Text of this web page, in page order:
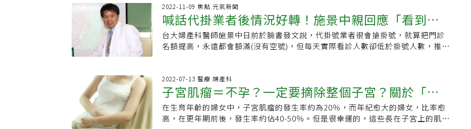
青春期前或癌症狀況不佳需緊急治療，而無法或來不及凍精卵的癌友，可考慮冷
凍卵巢或睪丸組織，待有生育需求時，再回植體內。亞洲太平洋婦產科聯盟已將
女孩及成年女性的卵巢組織冷凍保存列為已確立的生育保險存在策略，但黃馨慧
說，此在國內仍屬自費醫療，期待之後衛福部能挹注經費，減輕癌友經濟負擔，
讓癌友有機會生兒育女。2025癌症論壇暨工作坊「精準抗癌 暖心陪伴」論壇時
12:00（8:30開放入場）地點：政大公企中心A2國際會議中心（台北市大安區金
華街187號2樓）工作坊時間：（二擇一，一場一百元）●4月13日(日)14:00-
16:00（13:30開放入場）【癌友吃出好營養】 政大公企中心A939會議教室【癌後
運動處方 有動「5」保庇】 政大公企中心 A937會議教室電話報名：02-8692-
5588轉5616、2622網路報名：https://event-
為自己可以生孩子」她也幽默笑說幸虧丈夫當時告訴她「月經結束意味著她不再
是一個女人」這樣的蠢話，她才可以鐵下心離婚。而佐佐木現在回老家與父母居
住在一起，並繼續與骨質疏鬆症抗戰，除了平日按時服藥、注重飲食之外，每年
也必須接受一次血液檢查和其他檢查。她還會每天帶著她的狗狗走5000步，對於
早進行結婚育兒的規劃。佐佐木透過自身經歷告訴年輕女性，更年期可能帶來身
體症狀之外的生活衝擊，如果生小孩在妳的人生清單裡，最好與伴侶儘早規劃、
達成共識。
生見過、聽過、聞過各種症狀，他們不會在意，也不會隨意評論，呼籲女性有症
狀就要就醫。
都要採買青菜。接生上萬寶寶 見證生育率黃元德的媽媽是護理師，從小就立志從
醫。實習時因當時婦產科生得多，且迎接新生命多為喜事，充滿朝氣祝福，因此
選擇婦產科行醫。1992年到1996年住院醫師時，每月科裡約接生150到200名新
生兒，每天眼睛睜開就是接生，曾經一夜接生10多名新生兒，至今接生的孩子超
急診室服務3年，因有急診和婦產科雙專業，疫情期間時任嘉醫院院長的他，獲派
赴大陸武漢接回台商。台中醫院成立128年，名列台灣百年老店級醫院，屬於都會
型醫院。黃元德說，由於台中外來人口多，醫院應朝全面性、完整性的發展，醫
院強項在老人照護上，未來將注入新血，讓年輕人進入醫療團隊，讓醫院年輕
化，對急重症、核心醫療處理可以做得更好，能夠達到精準的現代治療趨勢。從
《元氣網》整理2022仍當紅的醫療網紅。2022十大醫療網紅婦產科名醫蘇怡寧婦
產科名醫蘇怡寧，是知名禾馨婦產科負責人。蘇怡寧以其獨特的大砲性格，長期
在粉絲專頁「蘇怡寧醫師愛碎念」與準媽媽們交流，破除各種懷孕迷思、八股做
法，口氣嚴厲卻也不厭其煩的向所有孕產婦傳遞正確觀念。台大名醫施景中知名
台大婦產科醫師施景中，專長孕婦重症醫療，門診一診難求，還曾被不肖業者用
名醫黃瑽寧知名小兒科醫師黃瑽寧是馬偕兒童醫院兒童感染科主治醫師，粉絲專
頁「黃瑽寧醫師健康講堂」有逾80萬人追蹤，同名Youtube頻道也有34萬位訂閱
者，此外也有Podcast、主持節目，多本著作及有聲書出版。黃瑽寧以平易近人
的方式解答許多父母各種育兒方面的疑難雜症。父親黃富源更是兒科界祖師爺，
2022-11-09 焦點.元氣新聞
喊話代掛業者後情況好轉！施景中親回應「看到睽
違已久的空號」
台大婦產科醫師施景中日前於臉書發文說，代掛號業者很會搶掛號，就算把門診
名額提高，永遠都會額滿(沒有空號)，但每天實際看診人數卻低於掛號人數，推測
感謝代掛公司從善如流。他接受電話採訪時說，以前網路掛號可「一退一進」，
後來取消，退掛就變成佔名額。據了解，院方取消「一退一進」也是為了杜絕代
掛猖獗搶號，沒想到還是衍生佔號問題，目前院方還沒有更新的做法。「今天早
上就看到有空號，已經很久沒看到空號了！」施景中接受電話採訪時心情愉快，
推測可能是媒體報導多少有嚇阻效果。施景中說，代掛業者把網路掛號名額佔
2022-07-13 醫療.婦產科
子宮肌瘤＝不孕？一定要摘除整個子宮？關於「子
宮肌瘤」你該知道的事
在生育年齡的婦女中，子宮肌瘤的發生率約為20％，而年紀愈大的婦女，比率愈
高，在更年期前後，發生率約佔40-50％。但是很幸運的，這些長在子宮上的肌瘤